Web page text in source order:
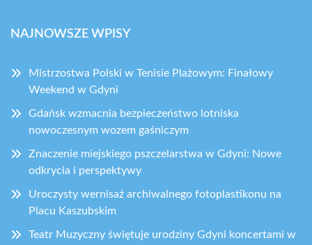
NAJNOWSZE WPISY
Mistrzostwa Polski w Tenisie Plażowym: Finałowy
Weekend w Gdyni
Gdańsk wzmacnia bezpieczeństwo lotniska
nowoczesnym wozem gaśniczym
Znaczenie miejskiego pszczelarstwa w Gdyni: Nowe
odkrycia i perspektywy
Uroczysty wernisaż archiwalnego fotoplastikonu na
Placu Kaszubskim
Teatr Muzyczny świętuje urodziny Gdyni koncertami w